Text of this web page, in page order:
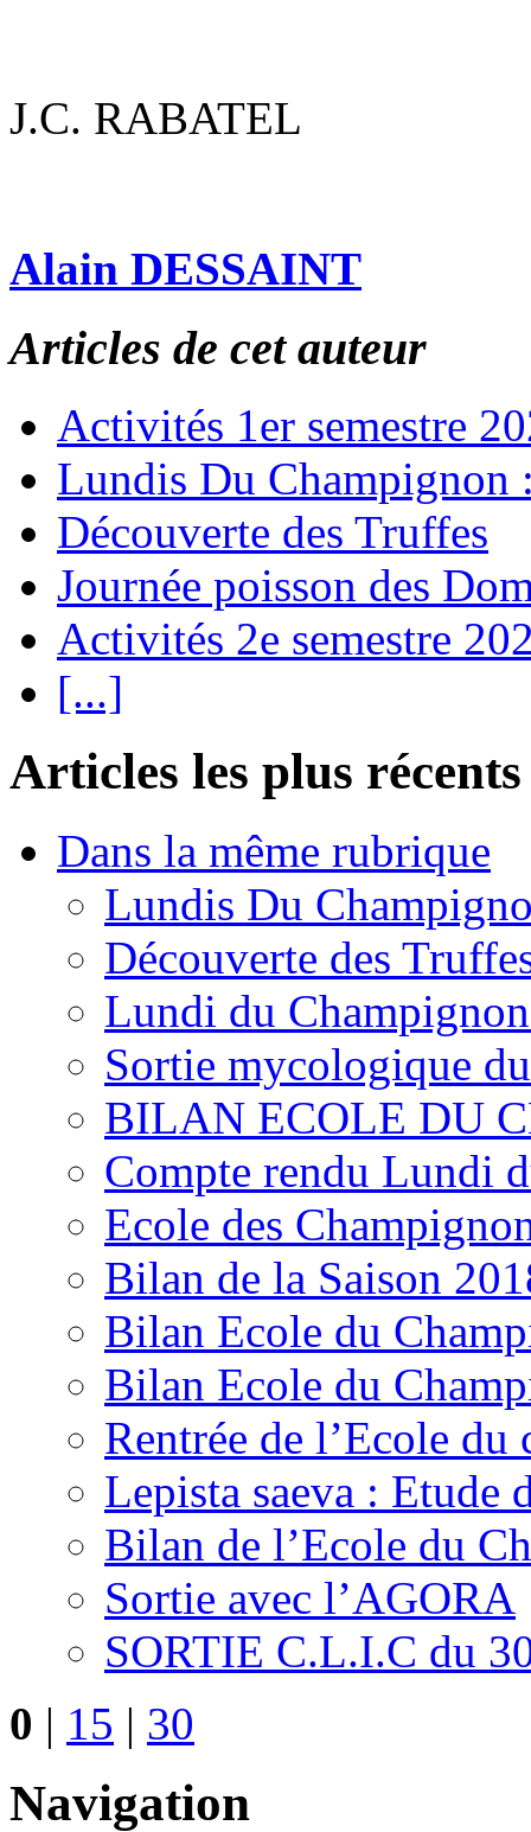
J.C. RABATEL
Alain DESSAINT
Articles de cet auteur
Activités 1er semestre
Lundis Du
Découverte des Truffes
Journée poisson des
Activités 2e semestre
[...]
Articles les plus récents
Dans la même rubrique
Lundis Du
Découverte des
Lundi du
Sortie mycologique
BILAN ECOLE DU
Compte rendu Lundi
Ecole des
Bilan de la Saison
Bilan Ecole du
Bilan Ecole du
Rentrée de l’Ecole
Lepista saeva : Etude
Bilan de l’Ecole du
Sortie avec l’AGORA
SORTIE C.L.I.C du
0 | 15 | 30
Navigation